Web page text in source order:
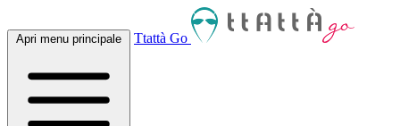
Apri menu principale Ttattà Go